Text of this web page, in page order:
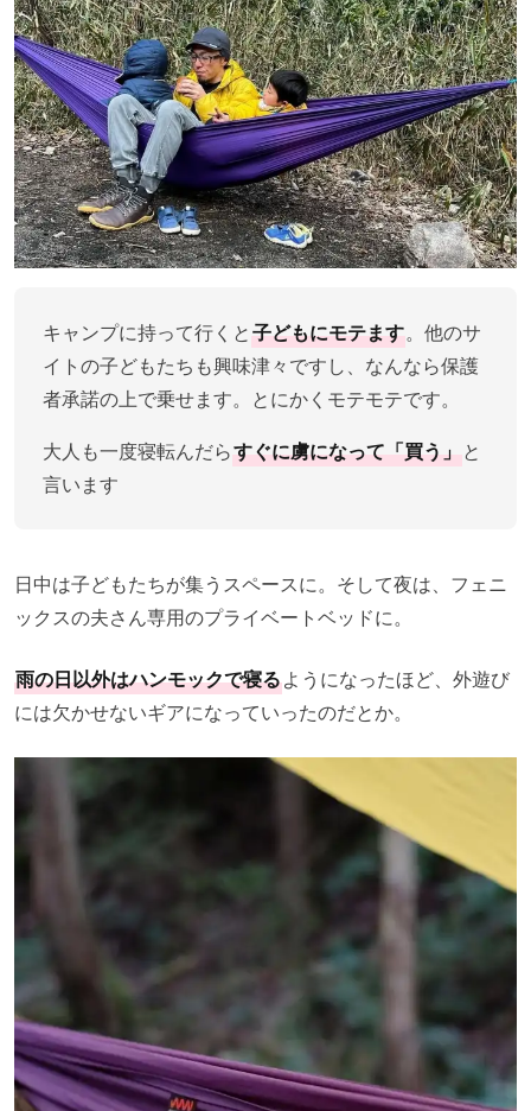
キャンプに持って行くと子どもにモテます。他のサ
イトの子どもたちも興味津々ですし、なんなら保護
者承諾の上で乗せます。とにかくモテモテです。
大人も一度寝転んだらすぐに虜になって「買う」 と
言います
日中は子どもたちが集うスペースに。そして夜は、フェニ
ックスの夫さん専用のプライベートベッドに。
雨の日以外はハンモックで寝るようになったほど、外遊び
には欠かせないギアになっていったのだとか。